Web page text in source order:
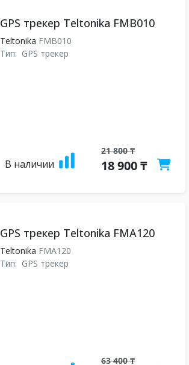
GPS трекер Teltonika FMB010
Teltonika FMB010
Тип: GPS трекер
В наличии
21 800 ₸
18 900 ₸
GPS трекер Teltonika FMA120
Teltonika FMA120
Тип: GPS трекер
63 400 ₸